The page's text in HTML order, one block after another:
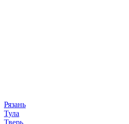
Рязань
Тула